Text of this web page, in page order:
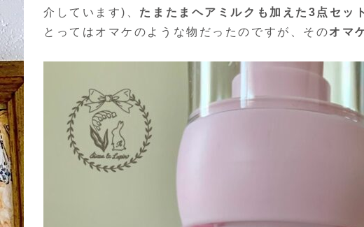
介しています)、 たまたまヘアミルクも加えた3点セッ
とってはオマケのような物だったのですが、そのオマ